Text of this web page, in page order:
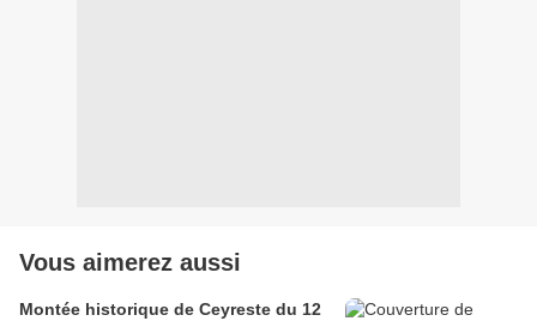
Vous aimerez aussi
Montée historique de Ceyreste du 12